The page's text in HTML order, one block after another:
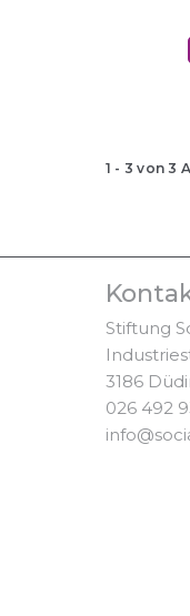
1 - 3 von 3
Stiftung
3186
026 492